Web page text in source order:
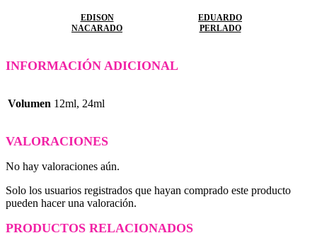
EDISON
NACARADO
EDUARDO
PERLADO
INFORMACIÓN ADICIONAL
Volumen 12ml, 24ml
VALORACIONES
No hay valoraciones aún.
Solo los usuarios registrados que hayan comprado este producto
pueden hacer una valoración.
PRODUCTOS RELACIONADOS